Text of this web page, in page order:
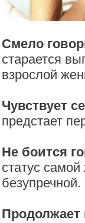
Смело
старается
взрослой
Чувствует
предстает
Не боится
статус
безупречной.